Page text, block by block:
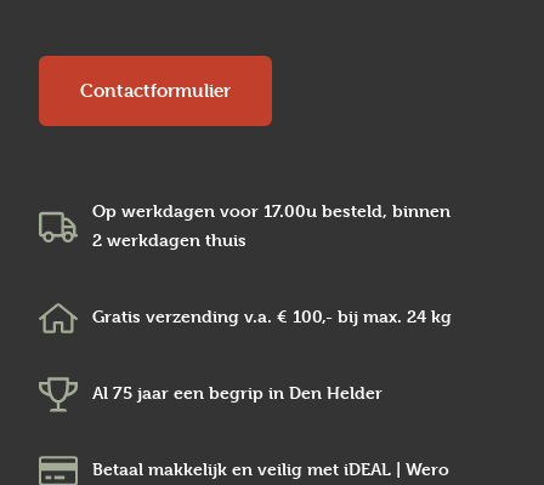
Contactformulier
Op werkdagen voor 17.00u besteld, binnen
2 werkdagen thuis
Gratis verzending v.a. € 100,- bij max. 24 kg
Al 75 jaar een begrip in Den Helder
Betaal makkelijk en veilig met iDEAL | Wero